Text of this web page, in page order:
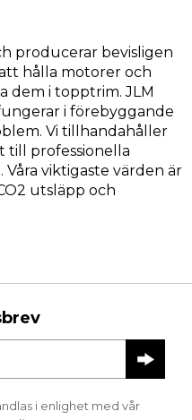
producerar bevisligen
hålla motorer och
dem i topptrim. JLM
i förebyggande
Vi tillhandahåller
till professionella
viktigaste värden är
utsläpp och
i enlighet med vår